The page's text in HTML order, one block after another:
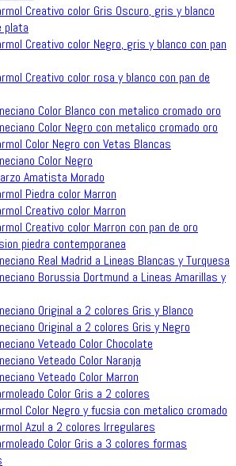
Creativo color Gris Oscuro, gris y blanco
plata
Creativo color Negro, gris y blanco con pan
Creativo color rosa y blanco con pan de
Color Blanco con metalico cromado oro
Color Negro con metalico cromado oro
Color Negro con Vetas Blancas
Color Negro
Amatista Morado
Piedra color Marron
Creativo color Marron
Creativo color Marron con pan de oro
piedra contemporanea
Real Madrid a Lineas Blancas y Turquesa
Borussia Dortmund a Lineas Amarillas y
Original a 2 colores Gris y Blanco
Original a 2 colores Gris y Negro
Veteado Color Chocolate
Veteado Color Naranja
Veteado Color Marron
Color Gris a 2 colores
Color Negro y fucsia con metalico cromado
Azul a 2 colores Irregulares
Color Gris a 3 colores formas